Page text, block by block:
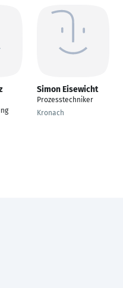
Simon Eisewicht
Prozesstechniker
Kronach